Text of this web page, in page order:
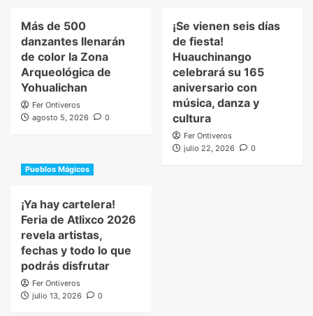
Más de 500
danzantes llenarán
de color la Zona
Arqueológica de
Yohualichan
Fer Ontiveros
agosto 5, 2026
0
¡Se vienen seis días
de fiesta!
Huauchinango
celebrará su 165
aniversario con
música, danza y
cultura
Fer Ontiveros
julio 22, 2026
0
Pueblos Mágicos
¡Ya hay cartelera!
Feria de Atlixco 2026
revela artistas,
fechas y todo lo que
podrás disfrutar
Fer Ontiveros
julio 13, 2026
0